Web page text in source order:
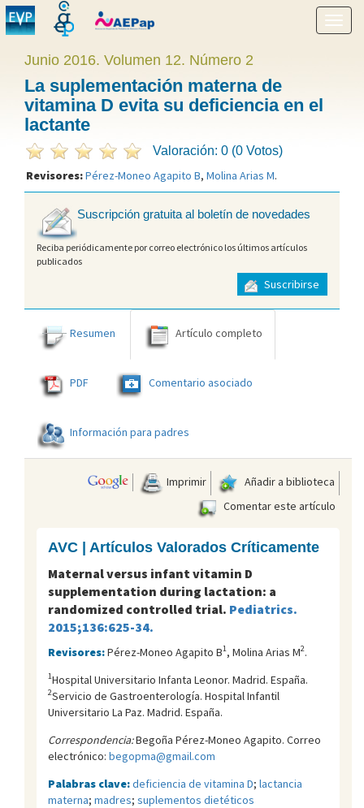
menú
Junio 2016. Volumen 12. Número 2
La suplementación materna de
vitamina D evita su deficiencia en el
lactante
Valoración: 0 (0 Votos)
Revisores:Pérez-Moneo Agapito B, Molina Arias M.
Suscripción gratuita al boletín de novedades
Reciba periódicamente por correo electrónico los últimos artículos
publicados
Suscribirse
Resumen Artículo completo
PDF Comentario asociado
Información para padres
Imprimir
Añadir a biblioteca
Comentar este artículo
AVC | Artículos Valorados Críticamente
Maternal versus infant vitamin D
supplementation during lactation: a
randomized controlled trial. Pediatrics.
2015;136:625-34.
Revisores:Pérez-Moneo Agapito B1, Molina Arias M2.
1Hospital Universitario Infanta Leonor. Madrid. España.
2Servicio de Gastroenterología. Hospital Infantil
Universitario La Paz. Madrid. España.
Correspondencia:Begoña Pérez-Moneo Agapito. Correo
electrónico: begopma@gmail.com
Palabras clave:deficiencia de vitamina D; lactancia
materna; madres; suplementos dietéticos